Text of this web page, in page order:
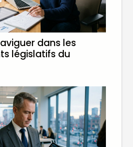
dans les
législatifs du